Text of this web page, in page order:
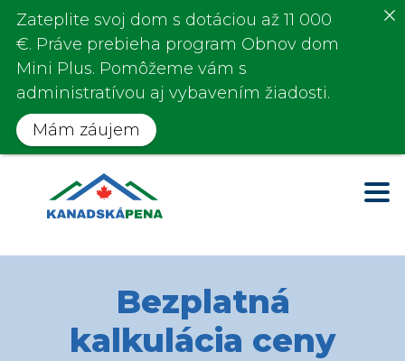
Bezplatná
kalkulácia ceny
Zateplite svoj dom s dotáciou až 11 000
€. Práve prebieha program Obnov dom
Mini Plus. Pomôžeme vám s
administratívou aj vybavením žiadosti.
Mám záujem